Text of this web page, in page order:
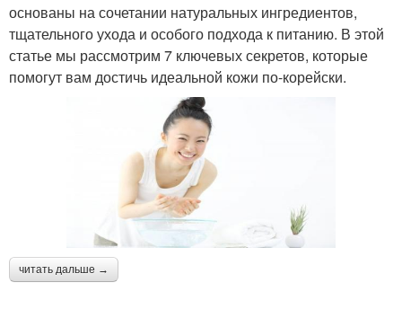
основаны на сочетании натуральных ингредиентов,
тщательного ухода и особого подхода к питанию. В этой
статье мы рассмотрим 7 ключевых секретов, которые
помогут вам достичь идеальной кожи по-корейски.
читать дальше →